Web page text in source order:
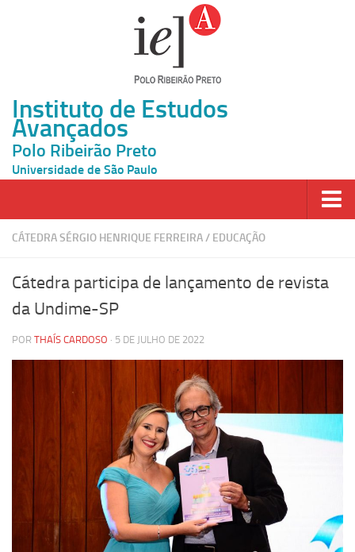
Instituto de Estudos
Avançados
Polo Ribeirão Preto
Universidade de São Paulo
Página Inicial
Inscrição
Pesquisa
Carreira Docente de Impacto
Ciência, Arte, Educação e Sociedade: CienArtES
Grupo de Estudos Avançados em Tecnologia e Informação
em Saúde com foco em Populações Vulneráveis
(Confluencia)
Grupos de estudo encerrados
CÁTEDRA SÉRGIO HENRIQUE FERREIRA/ EDUCAÇÃO
Cátedra participa de lançamento de revista
da Undime-SP
POR THAÍS CARDOSO · 5 DE JULHO DE 2022